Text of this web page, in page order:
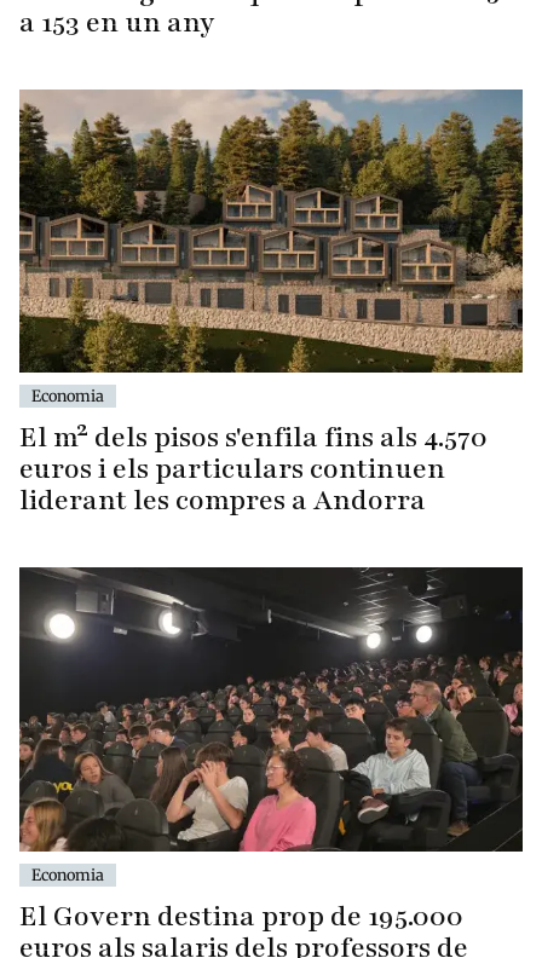
a 153 en un any
Economia
El m² dels pisos s'enfila fins als 4.570
euros i els particulars continuen
liderant les compres a Andorra
Economia
El Govern destina prop de 195.000
euros als salaris dels professors de